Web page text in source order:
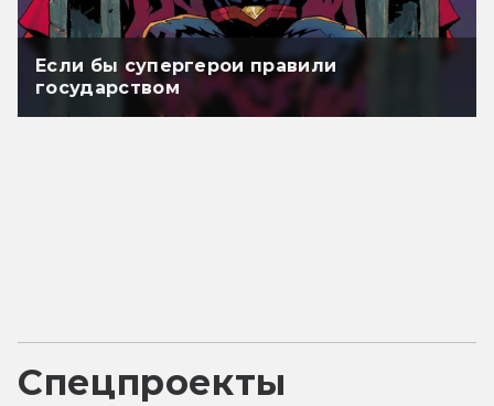
Если бы супергерои правили
государством
Спецпроекты